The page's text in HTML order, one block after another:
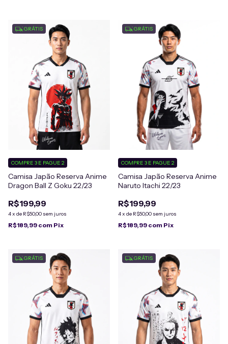
GRÁTIS
Camisa Japão Reserva Anime
Dragon Ball Z Goku 22/23
R$199,99
4x de R$50,00 sem juros
COMPRE 3 E PAGUE 2
R$189,99 com Pix
GRÁTIS
Camisa Japão Reserva Anime
Naruto Itachi 22/23
R$199,99
4x de R$50,00 sem juros
COMPRE 3 E PAGUE 2
R$189,99 com Pix
GRÁTIS GRÁTIS